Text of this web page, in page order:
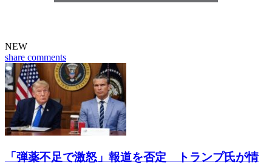
NEW
share comments
「弾薬不足で激怒」報道を否定 トランプ氏が情